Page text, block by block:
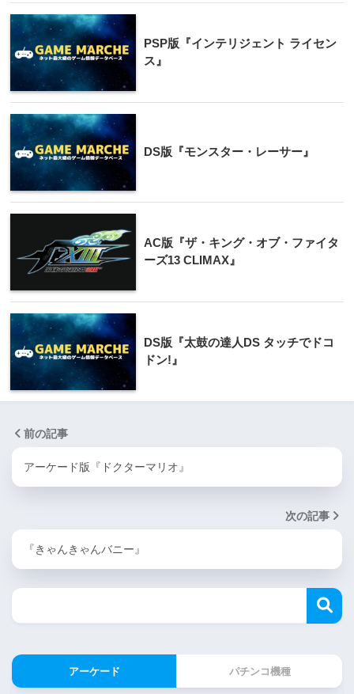
PSP版『インテリジェント ライセン
ス』
DS版『モンスター・レーサー』
AC版『ザ・キング・オブ・ファイタ
ーズ13 CLIMAX』
DS版『太鼓の達人DS タッチでドコ
ドン!』
前の記事
アーケード版『ドクターマリオ』
次の記事
『きゃんきゃんバニー』
アーケード パチンコ機種